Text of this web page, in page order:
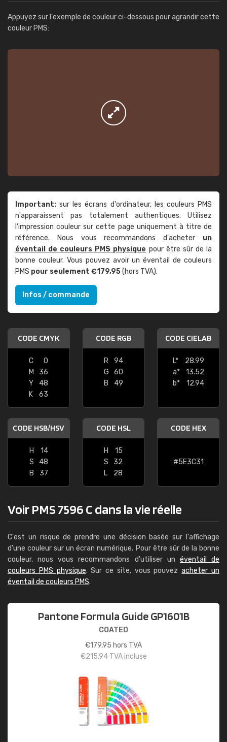
Appuyez sur l'exemple de couleur ci-dessous pour agrandir cette
couleur PMS:
Important: sur les écrans d'ordinateur, les couleurs PMS
n'apparaissent pas totalement authentiques. Utilisez
l'impression couleur sur cette page uniquement à titre de
référence. Nous vous recommandons d'acheter un
éventail de couleurs PMS physique pour être sûr de la
bonne couleur. Vous pouvez avoir un éventail de couleurs
PMS pour seulement €179,95(hors TVA).
Infos / commande
CODE CMYK
C
0
M
36
Y
48
K
63
CODE RGB
R
94
G
60
B
49
CODE CIELAB
L*
28.99
a*
13.52
b*
12.94
CODE HSB/HSV
H
14
S
48
B
37
CODE HSL
H
15
S
32
L
28
CODE HEX
#5E3C31
Voir PMS 7596 C dans la vie réelle
C'est un risque de prendre une décision basée sur l'affichage
d'une couleur sur un écran numérique. Pour être sûr de la bonne
couleur, nous vous recommandons d'utiliser un éventail de
couleurs PMS physique. Sur ce site, vous pouvezacheter un
éventail de couleurs PMS.
Pantone Formula Guide GP1601B
COATED
€179,95 hors TVA
€215,94TVA incluse